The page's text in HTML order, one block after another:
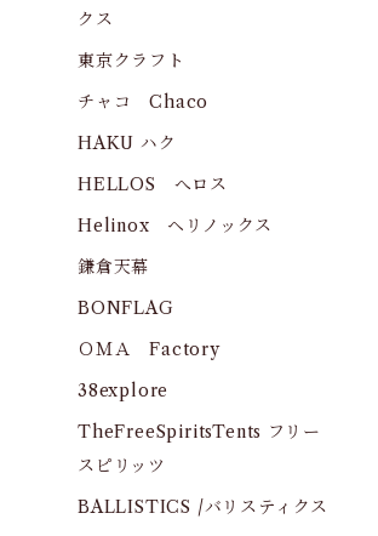
クス
東京クラフト
チャコ Chaco
HAKU ハク
HELLOS へロス
Helinox ヘリノックス
鎌倉天幕
BONFLAG
ＯＭＡ Factory
38explore
TheFreeSpiritsTents フリー
スピリッツ
BALLISTICS /バリスティクス